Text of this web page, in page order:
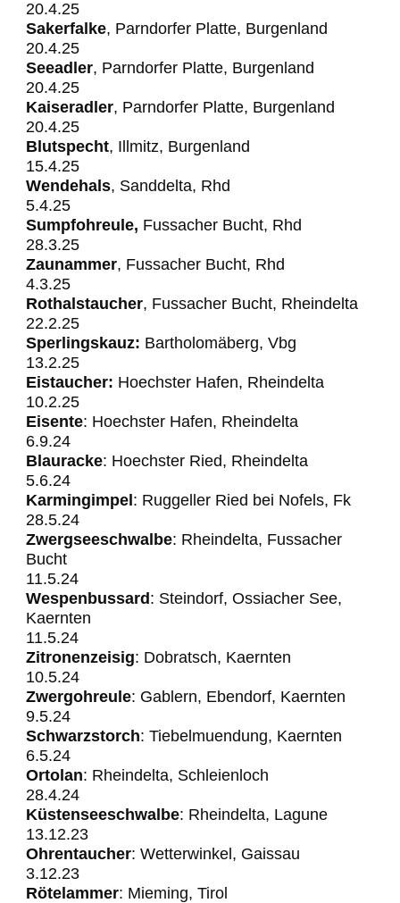
20.4.25
Sakerfalke, Parndorfer Platte, Burgenland
20.4.25
Seeadler, Parndorfer Platte, Burgenland
20.4.25
Kaiseradler, Parndorfer Platte, Burgenland
20.4.25
Blutspecht, Illmitz, Burgenland
15.4.25
Wendehals, Sanddelta, Rhd
5.4.25
Sumpfohreule, Fussacher Bucht, Rhd
28.3.25
Zaunammer, Fussacher Bucht, Rhd
4.3.25
Rothalstaucher, Fussacher Bucht, Rheindelta
22.2.25
Sperlingskauz: Bartholomäberg, Vbg
13.2.25
Eistaucher: Hoechster Hafen, Rheindelta
10.2.25
Eisente: Hoechster Hafen, Rheindelta
6.9.24
Blauracke: Hoechster Ried, Rheindelta
5.6.24
Karmingimpel: Ruggeller Ried bei Nofels, Fk
28.5.24
Zwergseeschwalbe: Rheindelta, Fussacher
Bucht
11.5.24
Wespenbussard: Steindorf, Ossiacher See,
Kaernten
11.5.24
Zitronenzeisig: Dobratsch, Kaernten
10.5.24
Zwergohreule: Gablern, Ebendorf, Kaernten
​​​​​​9.5.24
Schwarzstorch: Tiebelmuendung, Kaernten
6.5.24
Ortolan: Rheindelta, Schleienloch
28.4.24
Küstenseeschwalbe: Rheindelta, Lagune
13.12.23
Ohrentaucher: Wetterwinkel, Gaissau
3.12.23
Rötelammer: Mieming, Tirol